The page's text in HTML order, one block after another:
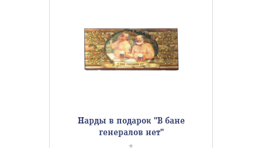
Нарды в подарок ''В бане
генералов нет''